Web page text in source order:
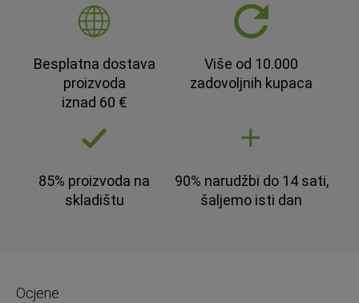
Besplatna dostava
proizvoda
iznad 60 €
Više od 10.000
zadovoljnih kupaca
85% proizvoda na
skladištu
90% narudžbi do 14 sati,
šaljemo isti dan
Ocjene